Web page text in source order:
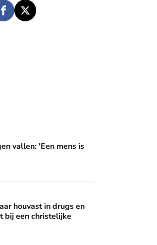
is meer dan zijn grootste succes'
vallen: 'Een mens is
en criminaliteit, totdat hij aanklopt
houvast in drugs en
bij een christelijke